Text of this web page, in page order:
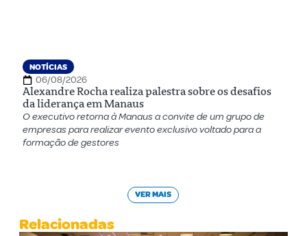
NOTÍCIAS
06/08/2026
Alexandre Rocha realiza palestra sobre os desafios
da liderança em Manaus
O executivo retorna à Manaus a convite de um grupo de
empresas para realizar evento exclusivo voltado para a
formação de gestores
VER MAIS
Relacionadas